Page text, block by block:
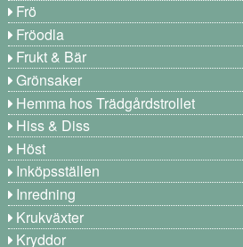
Frö
Fröodla
Frukt & Bär
Grönsaker
Hemma hos Trädgårdstrollet
Hiss & Diss
Höst
Inköpsställen
Inredning
Krukväxter
Kryddor